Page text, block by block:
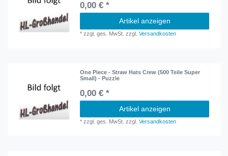
0,00 € *
Artikel anzeigen
*zzgl. ges. MwSt. zzgl.Versandkosten
One Piece - Straw Hats Crew (500 Teile Super
Small) - Puzzle
0,00 € *
Artikel anzeigen
*zzgl. ges. MwSt. zzgl.Versandkosten